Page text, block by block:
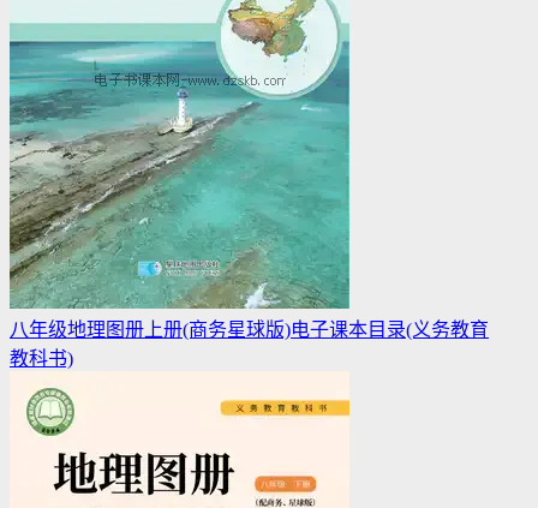
八年级地理图册上册(商务星球版)电子课本目录(义务教育
教科书)